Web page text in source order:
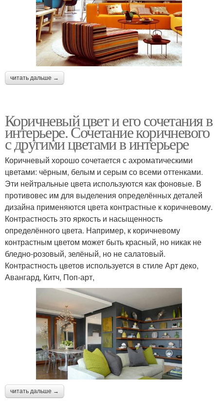
читать дальше →
Коричневый цвет и его сочетания в
интерьере. Сочетание коричневого
с другими цветами в интерьере
Коричневый хорошо сочетается с ахроматическими
цветами: чёрным, белым и серым со всеми оттенками.
Эти нейтральные цвета используются как фоновые. В
противовес им для выделения определённых деталей
дизайна применяются цвета контрастные к коричневому.
Контрастность это яркость и насыщенность
определённого цвета. Например, к коричневому
контрастным цветом может быть красный, но никак не
бледно-розовый, зелёный, но не салатовый.
Контрастность цветов используется в стиле Арт деко,
Авангард, Китч, Поп-арт,
читать дальше →